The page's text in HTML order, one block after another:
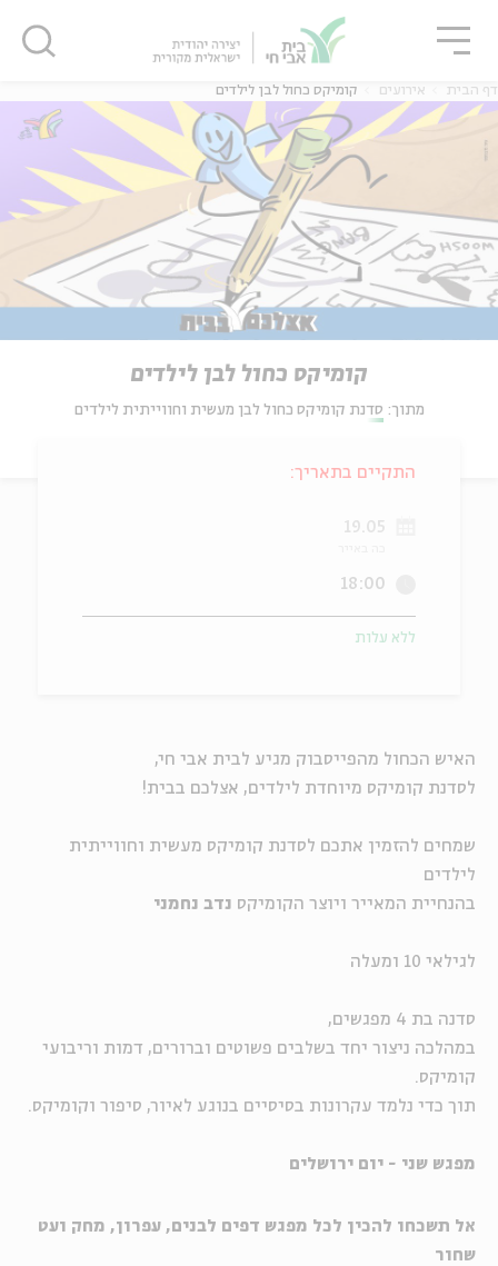
דף הבית אירועים קומיקס כחול לבן לילדים
קומיקס כחול לבן לילדים
מתוך: סדנת קומיקס כחול לבן מעשית וחווייתית לילדים
האיש הכחול מהפייסבוק מגיע לבית אבי חי,
לסדנת קומיקס מיוחדת לילדים, אצלכם בבית!
שמחים להזמין אתכם לסדנת קומיקס מעשית וחווייתית
לילדים
בהנחיית המאייר ויוצר הקומיקס נדב נחמני
לגילאי 10 ומעלה
סדנה בת 4 מפגשים,
במהלכה ניצור יחד בשלבים פשוטים וברורים, דמות וריבועי
קומיקס.
תוך כדי נלמד עקרונות בסיסיים בנוגע לאיור, סיפור וקומיקס.
מפגש שני - יום ירושלים
אל תשכחו להכין לכל מפגש דפים לבנים, עפרון, מחק ועט
שחור
התקיים בתאריך:
19.05
18:00
ללא עלות
סגור